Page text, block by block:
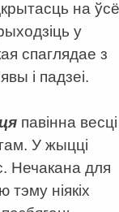
на
у
спаглядае з
і падзеі.
павінна весці
У жыцці
Нечакана для
ніякіх